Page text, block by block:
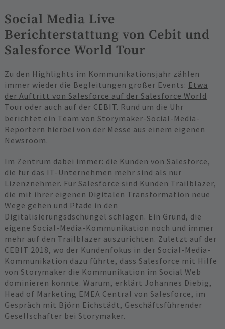
Social Media Live
Berichterstattung von Cebit und
Salesforce World Tour
Zu den Highlights im Kommunikationsjahr zählen
immer wieder die Begleitungen großer Events: Etwa
der Auftritt von Salesforce auf der Salesforce World
Tour oder auch auf der CEBIT. Rund um die Uhr
berichtet ein Team von Storymaker-Social-Media-
Reportern hierbei von der Messe aus einem eigenen
Newsroom.
Im Zentrum dabei immer: die Kunden von Salesforce,
die für das IT-Unternehmen mehr sind als nur
Lizenznehmer. Für Salesforce sind Kunden Trailblazer,
die mit ihrer eigenen Digitalen Transformation neue
Wege gehen und Pfade in den
Digitalisierungsdschungel schlagen. Ein Grund, die
eigene Social-Media-Kommunikation noch und immer
mehr auf den Trailblazer auszurichten. Zuletzt auf der
CEBIT 2018, wo der Kundenfokus in der Social-Media-
Kommunikation dazu führte, dass Salesforce mit Hilfe
von Storymaker die Kommunikation im Social Web
dominieren konnte. Warum, erklärt Johannes Diebig,
Head of Marketing EMEA Central von Salesforce, im
Gespräch mit Björn Eichstädt, Geschäftsführender
Gesellschafter bei Storymaker.